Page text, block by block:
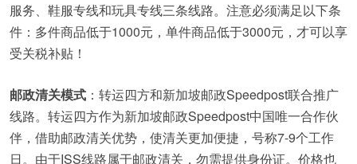
服务、鞋服专线和玩具专线三条线路。注意必须满足以下条
件：多件商品低于1000元，单件商品低于3000元，才可以享
受关税补贴！
邮政清关模式 ：转运四方和新加坡邮政Speedpost联合推广
线路。转运四方作为新加坡邮政Speedpost中国唯一合作伙
伴，借助邮政清关优势，使清关更加便捷，号称7-9个工作
日。由于ISS线路属于邮政清关，勿需提供身份证。价格也